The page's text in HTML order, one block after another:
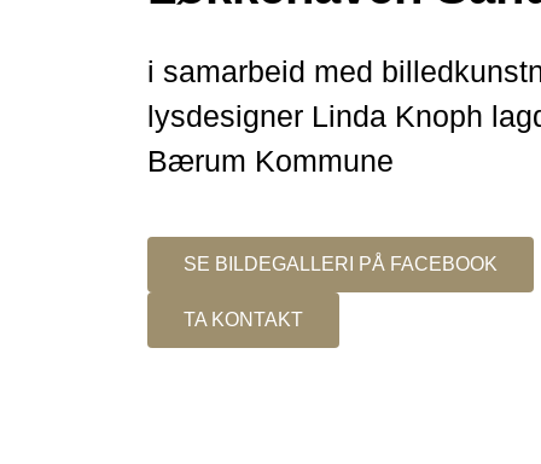
i samarbeid med
lysdesigner Linda Knoph
Bærum Kommune
SE BILDEGALLERI PÅ FACEBOOK
TA KONTAKT